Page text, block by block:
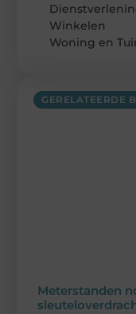
GERELATEERDE
Meterstanden
Winkelen
Woning en